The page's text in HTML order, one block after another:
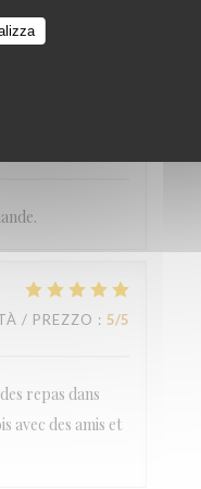
/ PREZZO
/ PREZZO : 5/5
repas dans
avec des amis et